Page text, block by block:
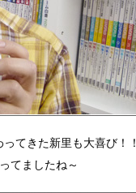
てきた新里も大喜び！！
てましたね～